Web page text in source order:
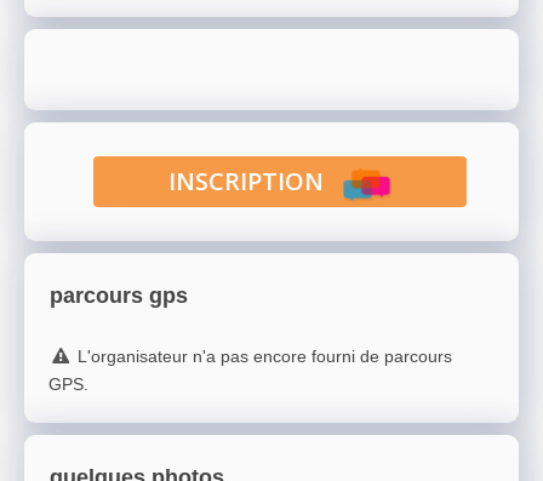
INSCRIPTION
parcours gps
L'organisateur n'a pas encore fourni de parcours
GPS.